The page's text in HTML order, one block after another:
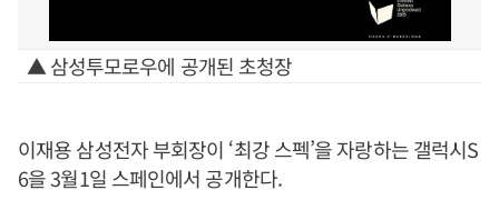
▲ 삼성투모로우에 공개된 초청장
이재용 삼성전자 부회장이 ‘최강 스펙’을 자랑하는 갤럭시S
6을 3월1일 스페인에서 공개한다.